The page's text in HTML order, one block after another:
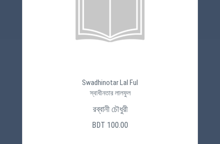
Swadhinotar Lal Ful
স্বাধীনতার লালফুল
রব্বানী চৌধুরী
BDT 100.00